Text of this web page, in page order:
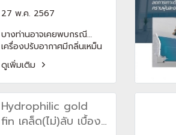
27 พ.ค. 2567
บางท่านอาจเคยพบกรณี…
เครื่องปรับอากาศมีกลิ่นเหม็น
ไหม้! แม้จะไม่ใช่เหตุการณ์ที่พบ
เจอกันบ่อยๆ สาเหตุ : สายไฟ
เมนเข้าเครื่องหลวม หรือมี
อุปกรณ์ภายในเสียหาย
ดูเพิ่มเติม
Hydrophilic gold
fin เคล็ด(ไม่)ลับ เบื้อง